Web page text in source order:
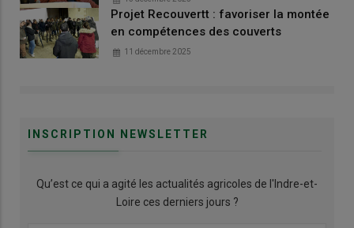
Projet Recouvertt : favoriser la montée
en compétences des couverts
11 décembre 2025
INSCRIPTION NEWSLETTER
Qu’est ce qui a agité les actualités agricoles de l'Indre-et-
Loire ces derniers jours ?